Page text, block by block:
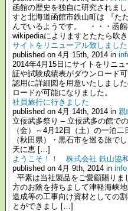
函館の歴史を独自に研究されま
すと北海道函館市鉄山町は 『た
んでいるようです。 ・・・函
wikipediaによりますとたたら吹
サイトをリニューアル致しました
published on 4月 15th, 2014 in
2014年4月15日にサイトをリニ
証や試験成績表がダウンロード
認用に詳細図を用意いたしまし
ロードが可能になりました。
社員旅行に行きました
published on 4月 14th, 2014 in 親
立佞武多祭り – 立佞武多の館で
（金）～4月12日（土）の一泊
（秋田県）・黒石市を巡る旅
天に恵 […]
ようこそ！！ 株式会社 鉄山
published on 4月 9th, 2014 in info
平素は当社製品をご愛顧賜り
方のお陰を持ちまして津軽海峡
造成等の工事向け資材としての
とができまし […]